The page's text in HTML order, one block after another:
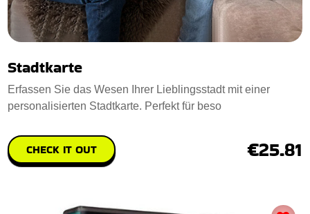
Stadtkarte
Erfassen Sie das Wesen Ihrer Lieblingsstadt mit einer
personalisierten Stadtkarte. Perfekt für beso
CHECK IT OUT €25.81